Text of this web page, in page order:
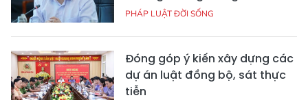
PHÁP LUẬT ĐỜI SỐNG
Đóng góp ý kiến xây dựng các
dự án luật đồng bộ, sát thực
tiễn